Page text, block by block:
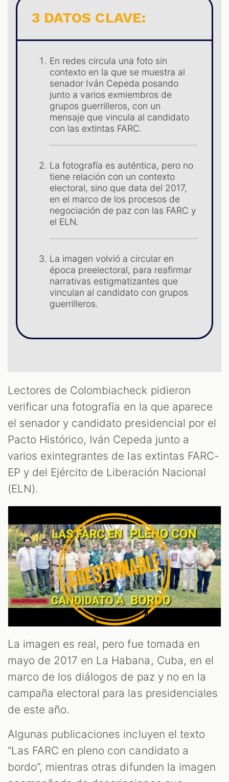
3 DATOS CLAVE:
En redes circula una foto sin
contexto en la que se muestra al
senador Iván Cepeda posando
junto a varios exmiembros de
grupos guerrilleros, con un
mensaje que vincula al candidato
con las extintas FARC.
La fotografía es auténtica, pero no
tiene relación con un contexto
electoral, sino que data del 2017,
en el marco de los procesos de
negociación de paz con las FARC y
el ELN.
La imagen volvió a circular en
época preelectoral, para reafirmar
narrativas estigmatizantes que
vinculan al candidato con grupos
guerrilleros.
Lectores de Colombiacheck pidieron
verificar una fotografía en la que aparece
el senador y candidato presidencial por el
Pacto Histórico, Iván Cepeda junto a
varios exintegrantes de las extintas FARC-
EP y del Ejército de Liberación Nacional
(ELN).
La imagen es real, pero fue tomada en
mayo de 2017 en La Habana, Cuba, en el
marco de los diálogos de paz y no en la
campaña electoral para las presidenciales
de este año.
Algunas publicaciones incluyen el texto
“Las FARC en pleno con candidato a
bordo”, mientras otras difunden la imagen